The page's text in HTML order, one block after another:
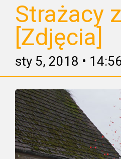
Strażacy
[Zdjęcia]
sty 5, 2018 •